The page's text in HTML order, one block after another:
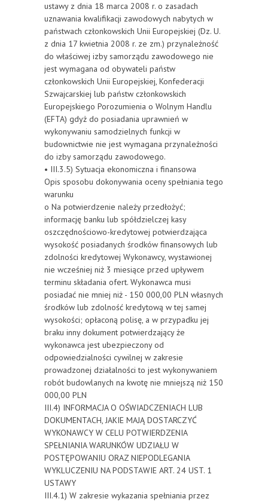
ustawy z dnia 18 marca 2008 r. o zasadach
uznawania kwalifikacji zawodowych nabytych w
państwach członkowskich Unii Europejskiej (Dz. U.
z dnia 17 kwietnia 2008 r. ze zm.) przynależność
do właściwej izby samorządu zawodowego nie
jest wymagana od obywateli państw
członkowskich Unii Europejskiej, Konfederacji
Szwajcarskiej lub państw członkowskich
Europejskiego Porozumienia o Wolnym Handlu
(EFTA) gdyż do posiadania uprawnień w
wykonywaniu samodzielnych funkcji w
budownictwie nie jest wymagana przynależności
do izby samorządu zawodowego.
• III.3.5) Sytuacja ekonomiczna i finansowa
Opis sposobu dokonywania oceny spełniania tego
warunku
o Na potwierdzenie należy przedłożyć;
informację banku lub spółdzielczej kasy
oszczędnościowo-kredytowej potwierdzająca
wysokość posiadanych środków finansowych lub
zdolności kredytowej Wykonawcy, wystawionej
nie wcześniej niż 3 miesiące przed upływem
terminu składania ofert. Wykonawca musi
posiadać nie mniej niż - 150 000,00 PLN własnych
środków lub zdolność kredytową w tej samej
wysokości; opłaconą polisę, a w przypadku jej
braku inny dokument potwierdzający że
wykonawca jest ubezpieczony od
odpowiedzialności cywilnej w zakresie
prowadzonej działalności to jest wykonywaniem
robót budowlanych na kwotę nie mniejszą niż 150
000,00 PLN
III.4) INFORMACJA O OŚWIADCZENIACH LUB
DOKUMENTACH, JAKIE MAJĄ DOSTARCZYĆ
WYKONAWCY W CELU POTWIERDZENIA
SPEŁNIANIA WARUNKÓW UDZIAŁU W
POSTĘPOWANIU ORAZ NIEPODLEGANIA
WYKLUCZENIU NA PODSTAWIE ART. 24 UST. 1
USTAWY
III.4.1) W zakresie wykazania spełniania przez